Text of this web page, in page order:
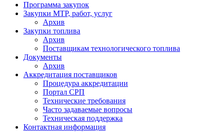
Программа закупок
Закупки МТР, работ, услуг
Архив
Закупки топлива
Архив
Поставщикам технологического топлива
Документы
Архив
Аккредитация поставщиков
Процедура аккредитации
Портал СРП
Технические требования
Часто задаваемые вопросы
Техническая поддержка
Контактная информация